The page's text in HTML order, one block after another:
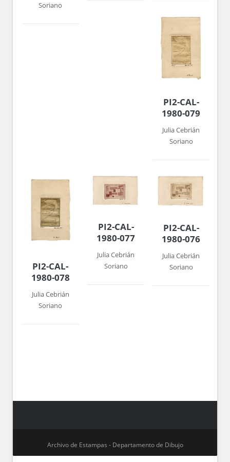
Soriano
PI2-CAL-
1980-079
Julia Cebrián
Soriano
PI2-CAL-
1980-078
Julia Cebrián
Soriano
PI2-CAL-
1980-077
Julia Cebrián
Soriano
PI2-CAL-
1980-076
Julia Cebrián
Soriano
Archivo de Estampas - Departamento de Dibujo